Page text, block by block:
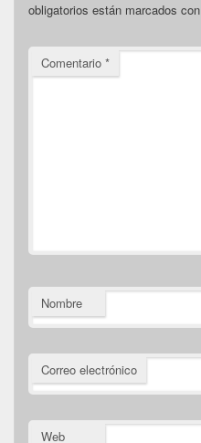
obligatorios están marcados con
Comentario *
Nombre
Correo electrónico
Web